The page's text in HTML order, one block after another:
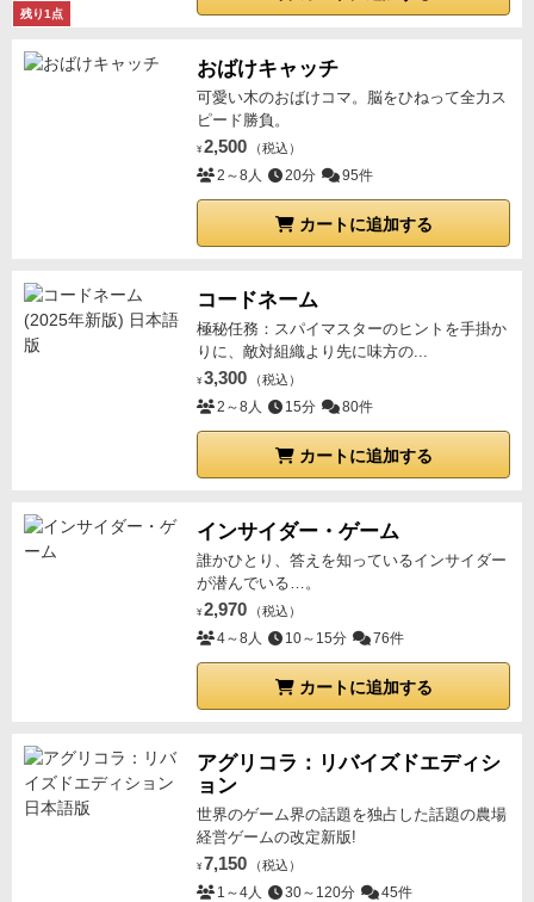
残り1点
おばけキャッチ
可愛い木のおばけコマ。脳をひねって全力ス
ピード勝負。
¥ 2,500 （税込）
2～8人 20分 95件
カートに追加する
コードネーム
極秘任務：スパイマスターのヒントを手掛か
りに、敵対組織より先に味方の...
¥ 3,300 （税込）
2～8人 15分 80件
カートに追加する
インサイダー・ゲーム
誰かひとり、答えを知っているインサイダー
が潜んでいる…。
¥ 2,970 （税込）
4～8人 10～15分 76件
カートに追加する
アグリコラ：リバイズドエディシ
ョン
世界のゲーム界の話題を独占した話題の農場
経営ゲームの改定新版!
¥ 7,150 （税込）
1～4人 30～120分 45件